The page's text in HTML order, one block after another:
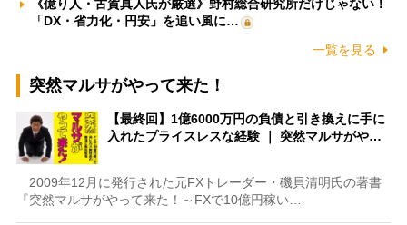
《億り人・古賀真人氏が厳選》野村総合研究所だけじゃない！
「DX・省力化・円安」を追い風に…
一覧を見る
突然マルサがやって来た！
【最終回】1億6000万円の負債と引き換えに手に
入れたプライスレスな経験 ｜ 突然マルサがや…
2009年12月に発行された元FXトレーダー・磯貝清明氏の著書
『突然マルサがやって来た！～FXで10億円稼い…